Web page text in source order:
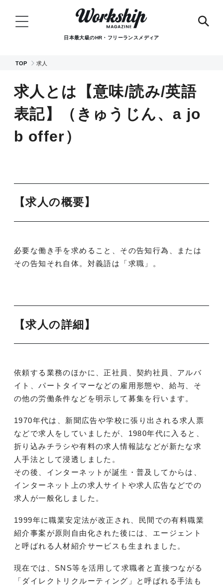
日本最大級のHR・フリーランスメディア
TOP 求人
求人とは【意味/読み/英語
表記】（きゅうじん、a jo
b offer）
【求人の概要】
必要な働き手を求めること、その告知行為、または
その告知それ自体。対義語は「求職」。
【求人の詳細】
依頼する業務のほかに、正社員、契約社員、アルバ
イト、パートタイマーなどの雇用形態や、給与、そ
の他の労働条件などを明示して募集を行います。
1970年代は、新聞広告や学校に張り出される求人票
などで求人をしていましたが、1980年代に入ると、
折り込みチラシや有料の求人情報誌などが新たな求
人手法として浸透しました。
その後、インターネットが誕生・普及してからは、
インターネット上の求人サイトや求人広告などでの
求人が一般化しました。
1999年に職業安定法が改正され、民間での有料職業
紹介事案が原則自由化された後には、エージェント
と呼ばれる人材紹介サービスも生まれました。
現在では、SNS等を活用して求職者と直接つながる
「ダイレクトリクルーティング」と呼ばれる手法も